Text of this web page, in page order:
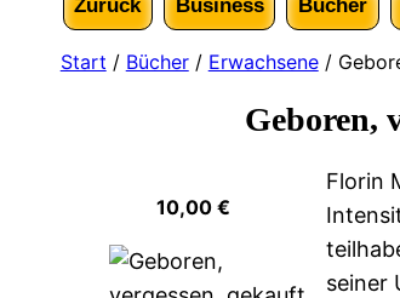
Zurück Business Bücher
Start / Bücher/ Erwachsene/
Geboren,
10,00 €
Florin
seiner